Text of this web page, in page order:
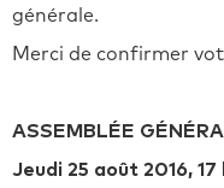
générale.
Merci de confirmer
ASSEMBLÉE
Jeudi 25 août 2016, 17